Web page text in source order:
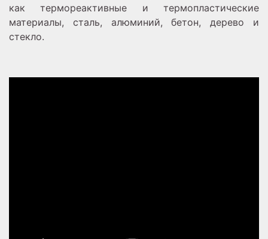
как термореактивные и термопластические
материалы, сталь, алюминий, бетон, дерево и
стекло.